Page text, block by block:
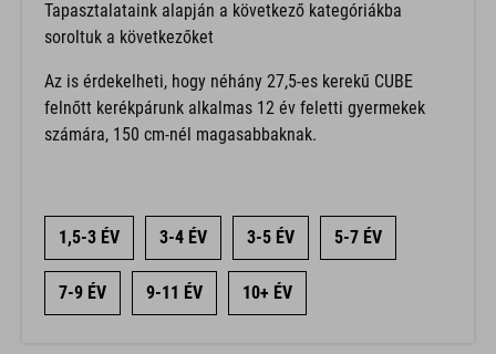
Tapasztalataink alapján a következő kategóriákba
soroltuk a következőket
Az is érdekelheti, hogy néhány 27,5-es kerekű CUBE
felnőtt kerékpárunk alkalmas 12 év feletti gyermekek
számára, 150 cm-nél magasabbaknak.
1,5-3 ÉV 3-4 ÉV 3-5 ÉV 5-7 ÉV
7-9 ÉV 9-11 ÉV 10+ ÉV